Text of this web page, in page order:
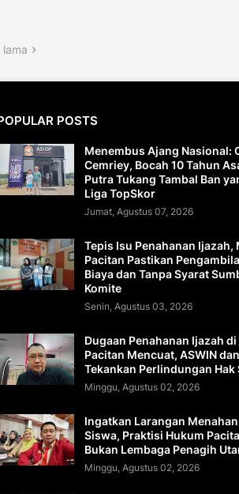
lama
POSTS
Menembus Ajang Nasional:
Cemriey, Bocah 10 Tahun
Putra Tukang Tambal Ban
Liga TopSkor
Jumat, Agustus 07, 2026
Tepis Isu Penahanan Ijazah,
Pacitan Pastikan
Biaya dan Tanpa Syarat
Komite
Senin, Agustus 03, 2026
Dugaan Penahanan Ijazah di
Pacitan Mencuat, ASWIN
Tekankan Perlindungan Hak
Minggu, Agustus 02, 2026
Ingatkan Larangan
Siswa, Praktisi Hukum
Bukan Lembaga Penagih
Minggu, Agustus 02, 2026